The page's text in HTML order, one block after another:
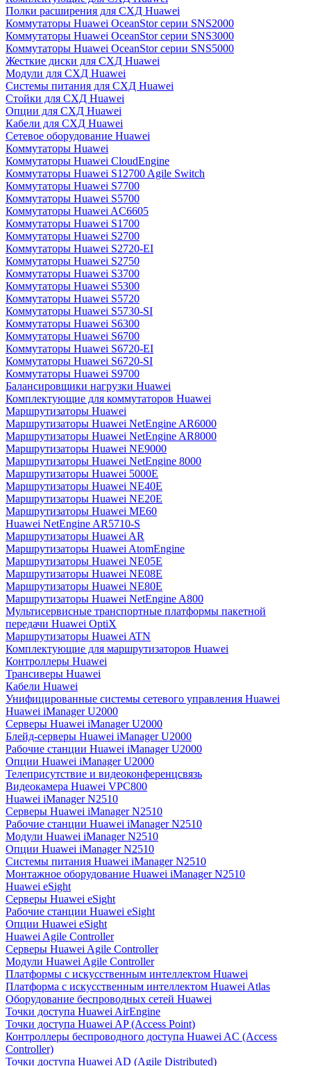
Полки расширения для СХД Huawei
Коммутаторы Huawei OceanStor серии SNS2000
Коммутаторы Huawei OceanStor серии SNS3000
Коммутаторы Huawei OceanStor серии SNS5000
Жесткие диски для СХД Huawei
Модули для СХД Huawei
Системы питания для СХД Huawei
Стойки для СХД Huawei
Опции для СХД Huawei
Кабели для СХД Huawei
Сетевое оборудование Huawei
Коммутаторы Huawei
Коммутаторы Huawei CloudEngine
Коммутаторы Huawei S12700 Agile Switch
Коммутаторы Huawei S7700
Коммутаторы Huawei S5700
Коммутаторы Huawei AC6605
Коммутаторы Huawei S1700
Коммутаторы Huawei S2700
Коммутаторы Huawei S2720-EI
Коммутаторы Huawei S2750
Коммутаторы Huawei S3700
Коммутаторы Huawei S5300
Коммутаторы Huawei S5720
Коммутаторы Huawei S5730-SI
Коммутаторы Huawei S6300
Коммутаторы Huawei S6700
Коммутаторы Huawei S6720-EI
Коммутаторы Huawei S6720-SI
Коммутаторы Huawei S9700
Балансировщики нагрузки Huawei
Комплектующие для коммутаторов Huawei
Маршрутизаторы Huawei
Маршрутизаторы Huawei NetEngine AR6000
Маршрутизаторы Huawei NetEngine AR8000
Маршрутизаторы Huawei NE9000
Маршрутизаторы Huawei NetEngine 8000
Маршрутизаторы Huawei 5000E
Маршрутизаторы Huawei NE40E
Маршрутизаторы Huawei NE20E
Маршрутизаторы Huawei ME60
Huawei NetEngine AR5710-S
Маршрутизаторы Huawei AR
Маршрутизаторы Huawei AtomEngine
Маршрутизаторы Huawei NE05E
Маршрутизаторы Huawei NE08E
Маршрутизаторы Huawei NE80E
Маршрутизаторы Huawei NetEngine A800
Мультисервисные транспортные платформы пакетной
передачи Huawei OptiX
Маршрутизаторы Huawei ATN
Комплектующие для маршрутизаторов Huawei
Контроллеры Huawei
Трансиверы Huawei
Кабели Huawei
Унифицированные системы сетевого управления Huawei
Huawei iManager U2000
Серверы Huawei iManager U2000
Блейд-серверы Huawei iManager U2000
Рабочие станции Huawei iManager U2000
Опции Huawei iManager U2000
Телеприсутствие и видеоконференцсвязь
Видеокамера Huawei VPC800
Huawei iManager N2510
Серверы Huawei iManager N2510
Рабочие станции Huawei iManager N2510
Модули Huawei iManager N2510
Опции Huawei iManager N2510
Системы питания Huawei iManager N2510
Монтажное оборудование Huawei iManager N2510
Huawei eSight
Серверы Huawei eSight
Рабочие станции Huawei eSight
Опции Huawei eSight
Huawei Agile Controller
Серверы Huawei Agile Controller
Модули Huawei Agile Controller
Платформы с искусственным интеллектом Huawei
Платформа с искусственным интеллектом Huawei Atlas
Оборудование беспроводных сетей Huawei
Точки доступа Huawei AirEngine
Точки доступа Huawei AP (Access Point)
Контроллеры беспроводного доступа Huawei AC (Access
Controller)
Точки доступа Huawei AD (Agile Distributed)